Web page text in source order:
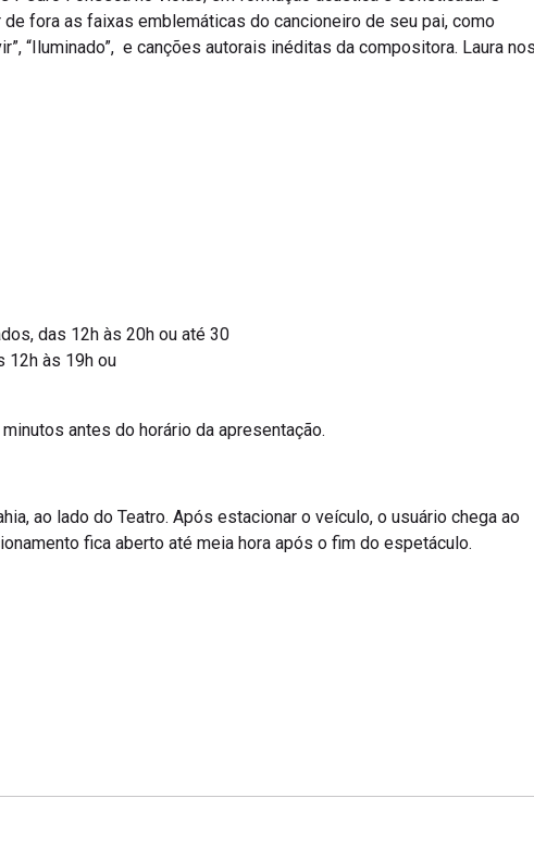
fora as faixas emblemáticas do cancioneiro de seu pai, como
“Iluminado”, e canções autorais inéditas da compositora. Laura nos
das 12h às 20h ou até 30
às 19h ou
minutos antes do horário da apresentação.
ao lado do Teatro. Após estacionar o veículo, o usuário chega ao
fica aberto até meia hora após o fim do espetáculo.